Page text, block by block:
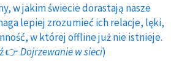
w jakim świecie dorastają nasze
lepiej zrozumieć ich relacje, lęki,
w której offline już nie istnieje.
👉Dojrzewanie w sieci)